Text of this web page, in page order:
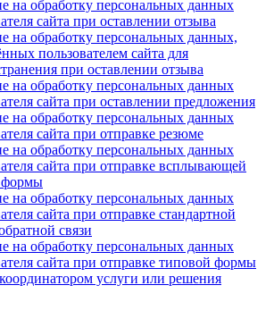
на обработку персональных данных
сайта при оставлении отзыва
на обработку персональных данных,
пользователем сайта для
при оставлении отзыва
на обработку персональных данных
сайта при оставлении предложения
на обработку персональных данных
сайта при отправке резюме
на обработку персональных данных
сайта при отправке всплывающей
формы
на обработку персональных данных
сайта при отправке стандартной
связи
на обработку персональных данных
сайта при отправке типовой формы
услуги или решения